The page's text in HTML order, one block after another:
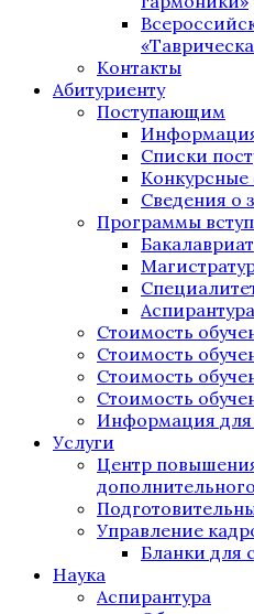
Контакты
Абитуриенту
Поступающим
Списки
Конкурсные
Сведения о
Программы
Бакалавриат
Аспирантура
Стоимость
Стоимость
Стоимость
Стоимость
Информация
Услуги
Центр
Управление
Бланки для
Наука
Аспирантура